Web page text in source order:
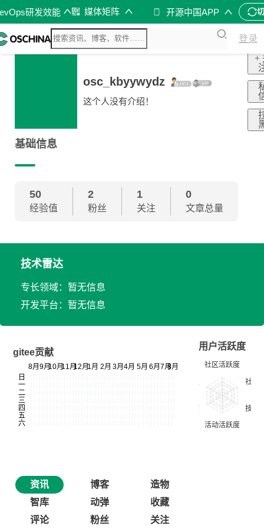
研发效能 媒体矩阵 开源中国APP
登录
osc_kbyywydz
这个人没有介绍！
+
基础信息
50
经验值
2
粉丝
1
关注
0
文章总量
技术雷达
专长领域：暂无信息
开发平台：暂无信息
gitee贡献
用户活跃度
资讯 博客
造物
智库
动弹
收藏
评论
粉丝 关注